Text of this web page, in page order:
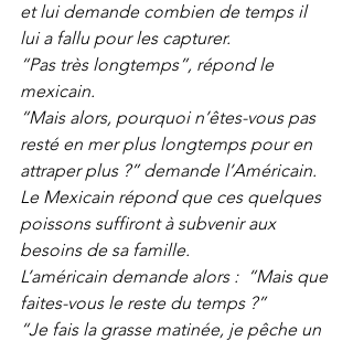
et lui demande combien de temps il
lui a fallu pour les capturer.
“Pas très longtemps”, répond le
mexicain.
“Mais alors, pourquoi n’êtes-vous pas
resté en mer plus longtemps pour en
attraper plus ?” demande l’Américain.
Le Mexicain répond que ces quelques
poissons suffiront à subvenir aux
besoins de sa famille.
L’américain demande alors :  “Mais que
faites-vous le reste du temps ?”
“Je fais la grasse matinée, je pêche un